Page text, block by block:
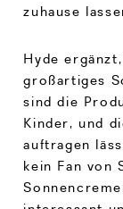
zuhause
Hyde
großartiges
sind die
Kinder, und
auftragen
kein Fan von